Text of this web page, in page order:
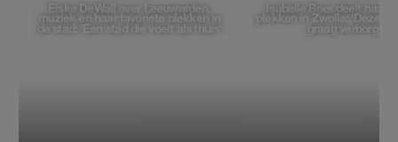
Elske DeWall over Leeuwarden,
muziek en haar favoriete plekken in
de stad: 'Een stad die voelt als thuis'
Isabelle Boer deelt haar
plekken in Zwolle: 'Deze
graag verborgen'